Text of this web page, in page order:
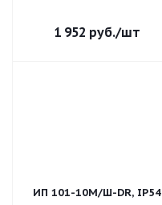
1 952 руб./шт
ИП 101-10М/Ш-DR, IP54